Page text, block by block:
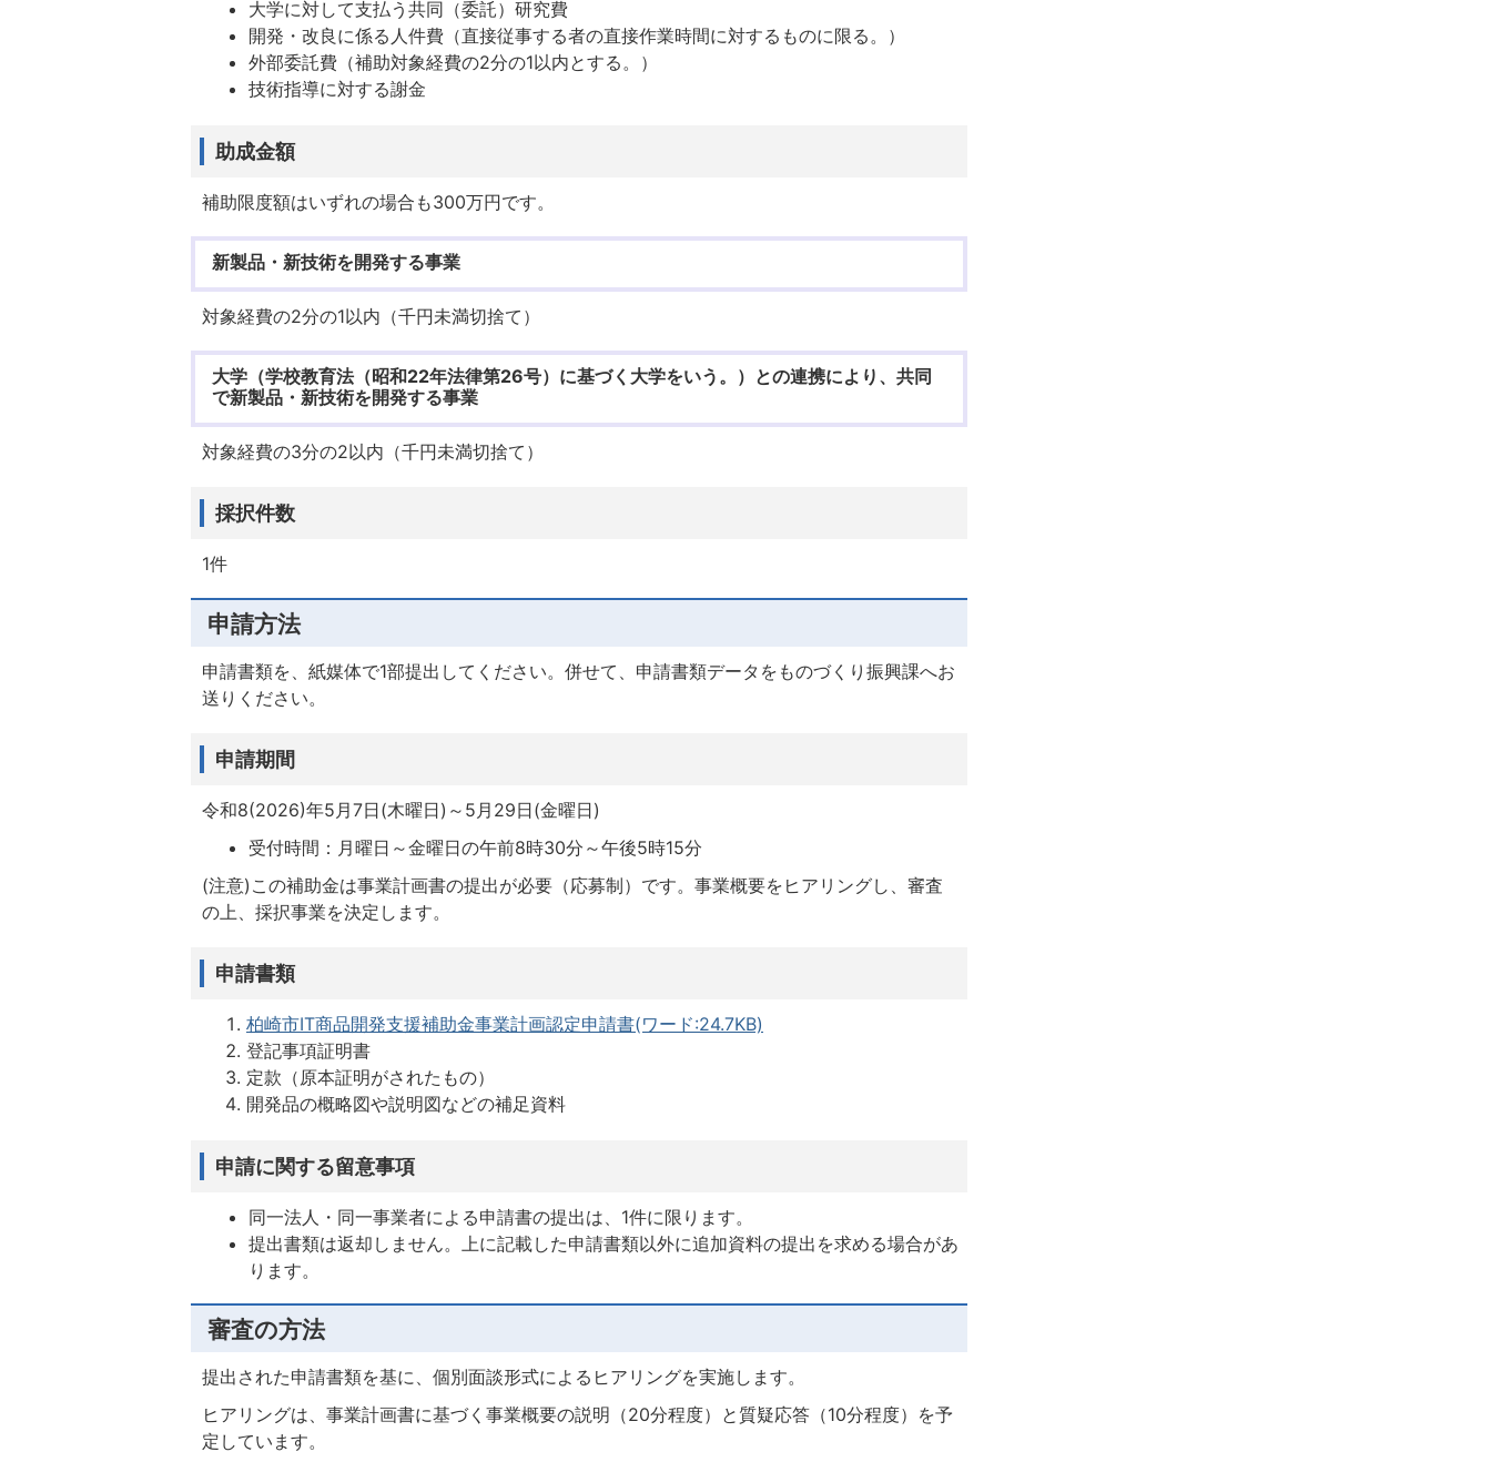
大学に対して支払う共同（委託）研究費
開発・改良に係る人件費（直接従事する者の直接作業時間に対するものに限る。）
外部委託費（補助対象経費の2分の1以内とする。）
技術指導に対する謝金
助成金額
補助限度額はいずれの場合も300万円です。
新製品・新技術を開発する事業
対象経費の2分の1以内（千円未満切捨て）
大学（学校教育法（昭和22年法律第26号）に基づく大学をいう。）との連携により、共同
で新製品・新技術を開発する事業
対象経費の3分の2以内（千円未満切捨て）
採択件数
1件
申請方法
申請書類を、紙媒体で1部提出してください。併せて、申請書類データをものづくり振興課へお
送りください。
申請期間
令和8(2026)年5月7日(木曜日)～5月29日(金曜日)
受付時間：月曜日～金曜日の午前8時30分～午後5時15分
(注意)この補助金は事業計画書の提出が必要（応募制）です。事業概要をヒアリングし、審査
の上、採択事業を決定します。
申請書類
柏崎市IT商品開発支援補助金事業計画認定申請書(ワード:24.7KB)
登記事項証明書
定款（原本証明がされたもの）
開発品の概略図や説明図などの補足資料
申請に関する留意事項
同一法人・同一事業者による申請書の提出は、1件に限ります。
提出書類は返却しません。上に記載した申請書類以外に追加資料の提出を求める場合があ
ります。
審査の方法
提出された申請書類を基に、個別面談形式によるヒアリングを実施します。
ヒアリングは、事業計画書に基づく事業概要の説明（20分程度）と質疑応答（10分程度）を予
定しています。